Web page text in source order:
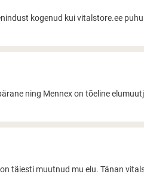
kogenud kui vitalstore.ee
ning Mennex on tõeline
täiesti muutnud mu elu. Tänan